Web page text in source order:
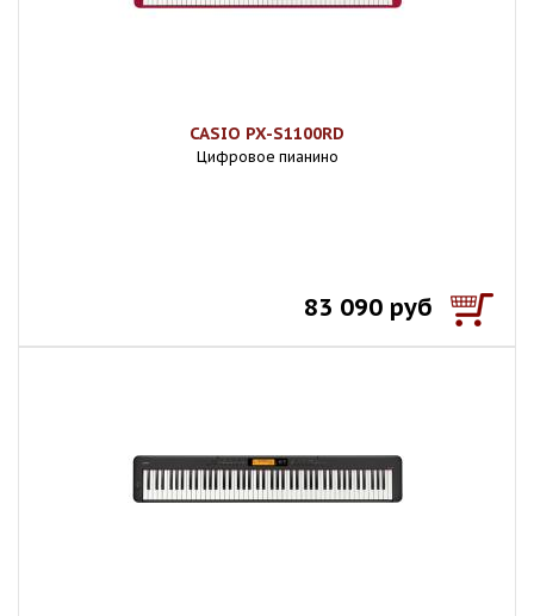
CASIO PX-S1100RD
Цифровое пианино
83 090 руб